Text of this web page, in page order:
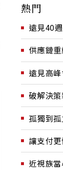
熱門
遠見40
供應鏈
遠見高
破解決
孤獨到
讓支付
近視族